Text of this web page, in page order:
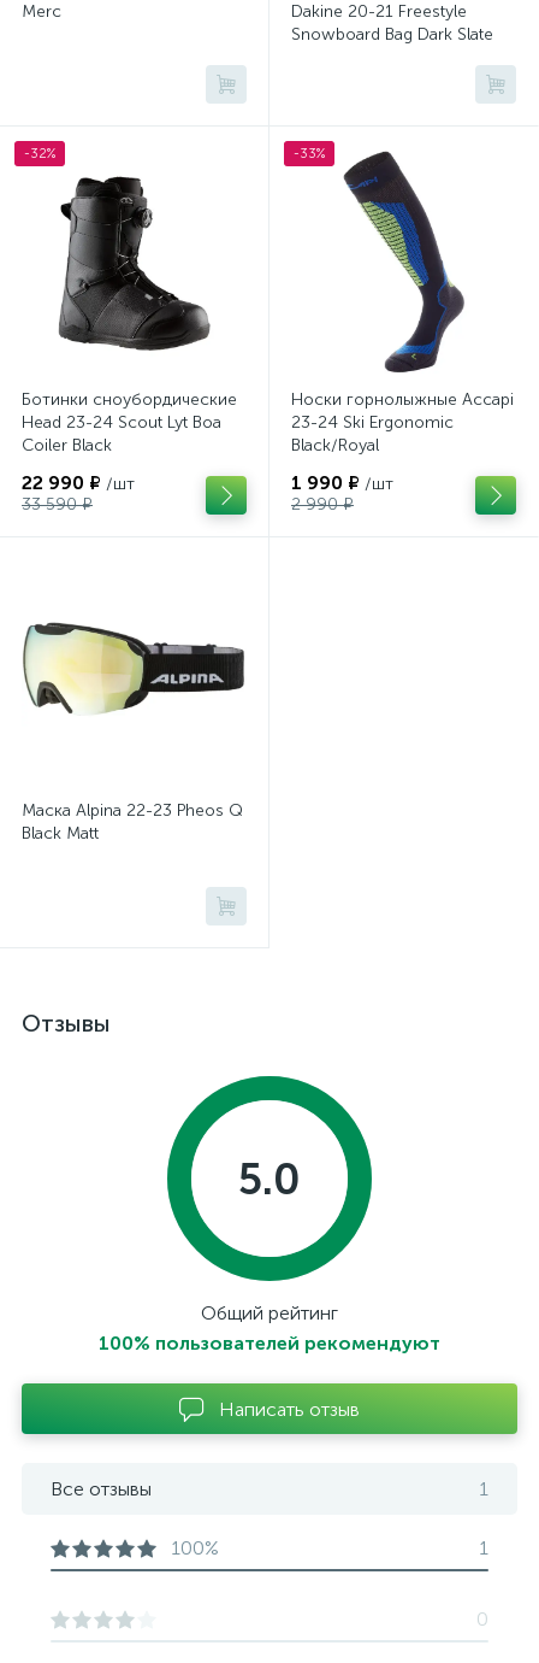
Merc
Dakine 20-21 Freestyle
Snowboard Bag Dark Slate
-32%
Ботинки сноубордические
Head 23-24 Scout Lyt Boa
Coiler Black
22 990 ₽ /шт
33 590 ₽
-33%
Носки горнолыжные Accapi
23-24 Ski Ergonomic
Black/Royal
1 990 ₽ /шт
2 990 ₽
Маска Alpina 22-23 Pheos Q
Black Matt
Отзывы
5.0
Общий рейтинг
100% пользователей рекомендуют
Написать отзыв
Все отзывы 1
100% 1
0